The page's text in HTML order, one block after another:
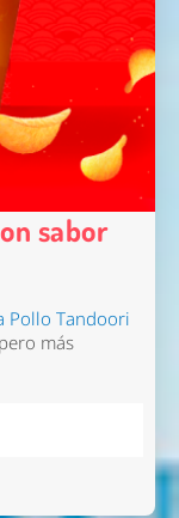
sabor
Pollo Tandoori
más